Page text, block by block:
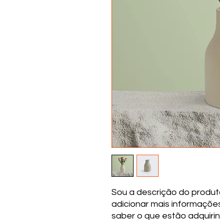
Sou a descrição do
adicionar mais
saber o que estão